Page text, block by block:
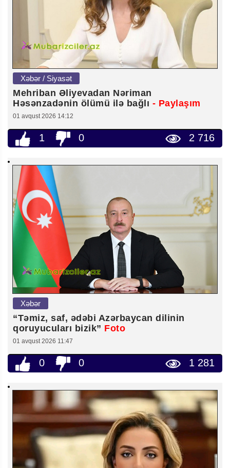
Xəbər / Siyasət
Mehriban Əliyevadan Nəriman
Həsənzadənin ölümü ilə bağlı - Paylaşım
01 avqust 2026 14:12
1 0 2 716
Xəbər
“Təmiz, saf, ədəbi Azərbaycan dilinin
qoruyucuları bizik” Foto
01 avqust 2026 11:47
0 0 1 281